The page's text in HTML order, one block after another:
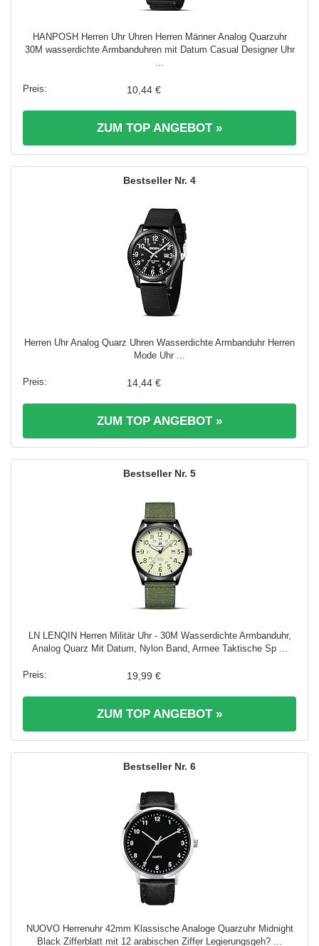
HANPOSH Herren Uhr Uhren Herren Männer Analog Quarzuhr
30M wasserdichte Armbanduhren mit Datum Casual Designer Uhr
10,44 €
ZUM TOP ANGEBOT »
4
Herren Uhr Analog Quarz Uhren Wasserdichte Armbanduhr Herren
Mode Uhr ...
14,44 €
ZUM TOP ANGEBOT »
5
LN LENQIN Herren Militär Uhr - 30M Wasserdichte Armbanduhr,
Analog Quarz Mit Datum, Nylon Band, Armee Taktische Sp ...
19,99 €
ZUM TOP ANGEBOT »
6
NUOVO Herrenuhr 42mm Klassische Analoge Quarzuhr Midnight
Black Zifferblatt mit 12 arabischen Ziffer Legierungsgeh? ...